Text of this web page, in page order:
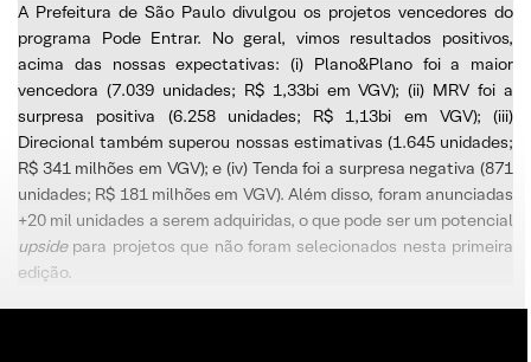
A Prefeitura de São Paulo divulgou os projetos vencedores do
programa Pode Entrar. No geral, vimos resultados positivos,
acima das nossas expectativas: (i) Plano&Plano foi a maior
vencedora (7.039 unidades; R$ 1,33bi em VGV); (ii) MRV foi a
surpresa positiva (6.258 unidades; R$ 1,13bi em VGV); (iii)
Direcional também superou nossas estimativas (1.645 unidades;
R$ 341 milhões em VGV); e (iv) Tenda foi a surpresa negativa (871
unidades; R$ 181 milhões em VGV). Além disso, foram anunciadas
+20 mil unidades a serem adquiridas, o que pode ser um potencial
upsidepara projetos que não foram selecionados nesta primeira
edição.